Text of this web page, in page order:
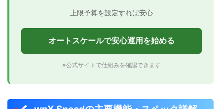
上限予算を設定すれば安心
オートスケールで安心運用を始める
※公式サイトで仕組みを確認できます